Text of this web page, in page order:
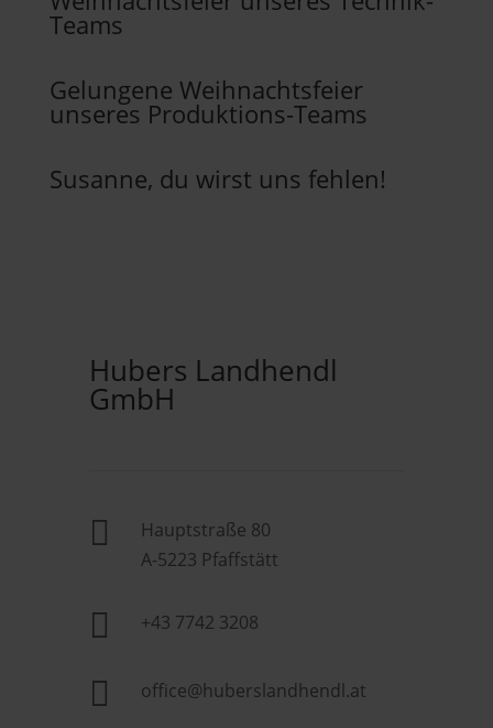
Teams
Gelungene Weihnachtsfeier
unseres Produktions-Teams
Susanne, du wirst uns fehlen!
Hubers Landhendl
GmbH

Hauptstraße 80
A-5223 Pfaffstätt
 +43 7742 3208
 office@huberslandhendl.at